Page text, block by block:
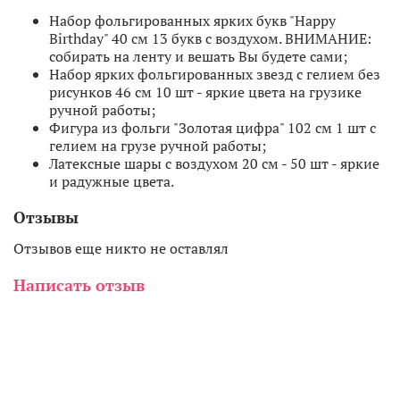
Набор фольгированных ярких букв "Happy
Birthday" 40 см 13 букв с воздухом. ВНИМАНИЕ:
собирать на ленту и вешать Вы будете сами;
Набор ярких фольгированных звезд с гелием без
рисунков 46 см 10 шт - яркие цвета на грузике
ручной работы;
Фигура из фольги "Золотая цифра" 102 см 1 шт с
гелием на грузе ручной работы;
Латексные шары с воздухом 20 см - 50 шт - яркие
и радужные цвета.
Отзывы
Отзывов еще никто не оставлял
Написать отзыв